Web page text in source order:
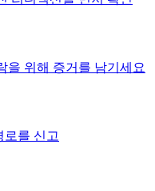
을 위해 증거를 남기세요
로를 신고